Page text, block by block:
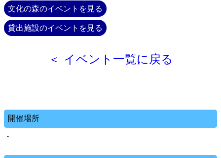
文化の森のイベントを見る
貸出施設のイベントを見る
＜ イベント一覧に戻る
開催場所
・